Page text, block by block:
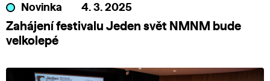
Novinka 4. 3. 2025
Zahájení festivalu Jeden svět NMNM bude
velkolepé